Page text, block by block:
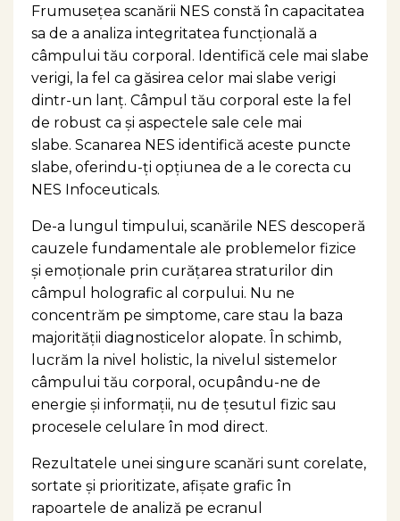
Frumusețea scanării NES constă în capacitatea
sa de a analiza integritatea funcțională a
câmpului tău corporal. Identifică cele mai slabe
verigi, la fel ca găsirea celor mai slabe verigi
dintr-un lanț. Câmpul tău corporal este la fel
de robust ca și aspectele sale cele mai
slabe. Scanarea NES identifică aceste puncte
slabe, oferindu-ţi opțiunea de a le corecta cu
NES Infoceuticals.
De-a lungul timpului, scanările NES descoperă
cauzele fundamentale ale problemelor fizice
și emoționale prin curăţarea straturilor din
câmpul holografic al corpului. Nu ne
concentrăm pe simptome, care stau la baza
majorității diagnosticelor alopate. În schimb,
lucrăm la nivel holistic, la nivelul sistemelor
câmpului tău corporal, ocupându-ne de
energie și informații, nu de țesutul fizic sau
procesele celulare în mod direct.
Rezultatele unei singure scanări sunt corelate,
sortate și prioritizate, afișate grafic în
rapoartele de analiză pe ecranul